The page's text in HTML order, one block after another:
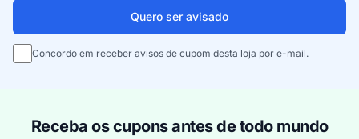
Quero ser avisado
Concordo em receber avisos de cupom desta loja por e-mail.
Receba os cupons antes de todo mundo